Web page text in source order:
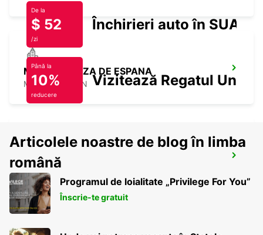
MADRID PLAZA DE ESPANA
MADRID - SPAIN
MADRID ATOCHA MAIN STATION
MADRID - SPAIN
De la
$ 52
/zi
Închirieri auto în SUA
Până la
10%
reducere
Vizitează Regatul Unit
Articolele noastre de blog în limba
română
Programul de loialitate „Privilege For You”
Înscrie-te gratuit